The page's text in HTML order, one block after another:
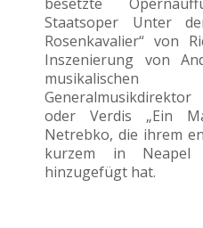
Staatsoper Unter
Rosenkavalier“ von
Inszenierung von
oder Verdis „Ein
Netrebko, die ihrem
kurzem in Neapel
hinzugefügt hat.